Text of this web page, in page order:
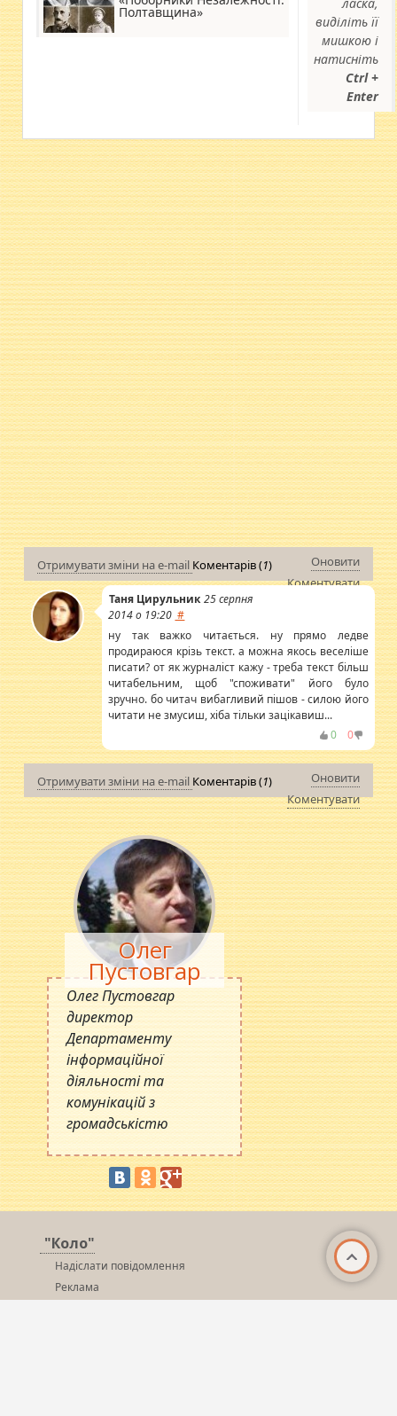
Полтавщина»
виділіть її
мишкою і
натисніть
Ctrl +
Enter
Отримувати зміни на e-mail Коментарів (1)
Оновити
Коментувати
Таня Цирульник 25 серпня
2014 о 19:20 #
ну так важко читається. ну прямо ледве
продираюся крізь текст. а можна якось веселіше
писати? от як журналіст кажу - треба текст більш
читабельним, щоб "споживати" його було
зручно. бо читач вибагливий пішов - силою його
читати не змусиш, хіба тільки зацікавиш...
0
0
Отримувати зміни на e-mail Коментарів (1)
Оновити
Коментувати
Олег
Пустовгар
Олег Пустовгар
директор
Департаменту
інформаційної
діяльності та
комунікацій з
громадськістю
"Коло"
Надіслати повідомлення
Реклама